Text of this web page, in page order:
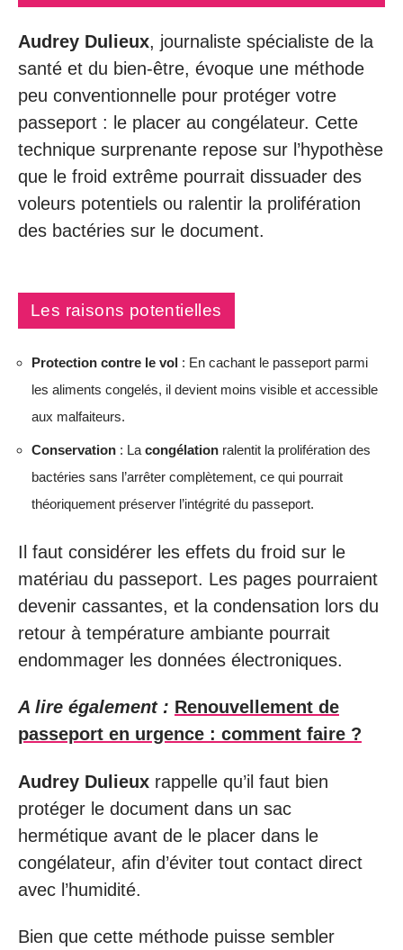
Audrey Dulieux, journaliste spécialiste de la
santé et du bien-être, évoque une méthode
peu conventionnelle pour protéger votre
passeport : le placer au congélateur. Cette
technique surprenante repose sur l’hypothèse
que le froid extrême pourrait dissuader des
voleurs potentiels ou ralentir la prolifération
des bactéries sur le document.
Les raisons potentielles
Protection contre le vol : En cachant le passeport parmi
les aliments congelés, il devient moins visible et accessible
aux malfaiteurs.
Conservation : La congélation ralentit la prolifération des
bactéries sans l’arrêter complètement, ce qui pourrait
théoriquement préserver l’intégrité du passeport.
Il faut considérer les effets du froid sur le
matériau du passeport. Les pages pourraient
devenir cassantes, et la condensation lors du
retour à température ambiante pourrait
endommager les données électroniques.
A lire également : Renouvellement de
passeport en urgence : comment faire ?
Audrey Dulieux rappelle qu’il faut bien
protéger le document dans un sac
hermétique avant de le placer dans le
congélateur, afin d’éviter tout contact direct
avec l’humidité.
Bien que cette méthode puisse sembler